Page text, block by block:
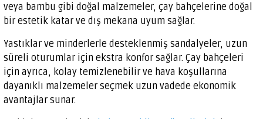
veya bambu gibi doğal malzemeler, çay bahçelerine doğal
bir estetik katar ve dış mekana uyum sağlar.
Yastıklar ve minderlerle desteklenmiş sandalyeler, uzun
süreli oturumlar için ekstra konfor sağlar. Çay bahçeleri
için ayrıca, kolay temizlenebilir ve hava koşullarına
dayanıklı malzemeler seçmek uzun vadede ekonomik
avantajlar sunar.